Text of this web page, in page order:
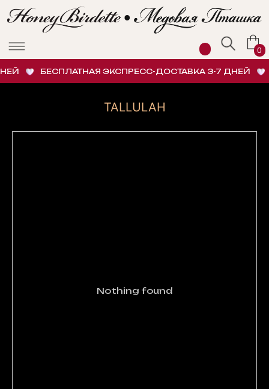
БЕСПЛАТНАЯ ЭКСПРЕСС-ДОСТАВКА 3-7 ДНЕЙ
TALLULAH
Nothing found